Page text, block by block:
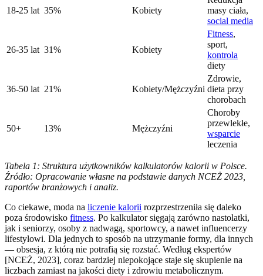
18-25 lat 35% Kobiety
masy ciała,
social media
26-35 lat 31% Kobiety
Fitness,
sport,
kontrola
diety
36-50 lat 21% Kobiety/Mężczyźni
Zdrowie,
dieta przy
chorobach
50+ 13% Mężczyźni
Choroby
przewlekłe,
wsparcie
leczenia
Tabela 1: Struktura użytkowników kalkulatorów kalorii w Polsce.
Źródło: Opracowanie własne na podstawie danych NCEŻ 2023,
raportów branżowych i analiz.
Co ciekawe, moda na liczenie kalorii rozprzestrzeniła się daleko
poza środowisko fitness. Po kalkulator sięgają zarówno nastolatki,
jak i seniorzy, osoby z nadwagą, sportowcy, a nawet influencerzy
lifestylowi. Dla jednych to sposób na utrzymanie formy, dla innych
— obsesja, z którą nie potrafią się rozstać. Według ekspertów
[NCEŻ, 2023], coraz bardziej niepokojące staje się skupienie na
liczbach zamiast na jakości diety i zdrowiu metabolicznym.